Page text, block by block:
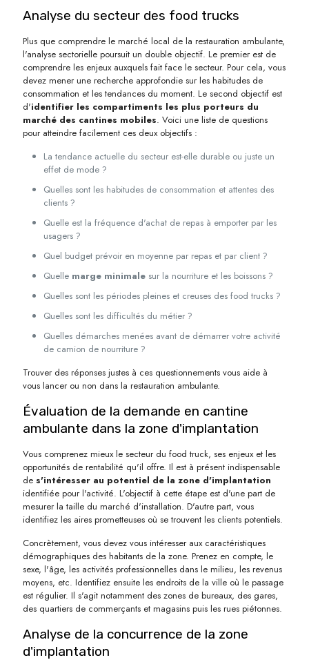
Analyse du secteur des food trucks
Plus que comprendre le marché local de la restauration ambulante,
l'analyse sectorielle poursuit un double objectif. Le premier est de
comprendre les enjeux auxquels fait face le secteur. Pour cela, vous
devez mener une recherche approfondie sur les habitudes de
consommation et les tendances du moment. Le second objectif est
d'identifier les compartiments les plus porteurs du
marché des cantines mobiles. Voici une liste de questions
pour atteindre facilement ces deux objectifs :
La tendance actuelle du secteur est-elle durable ou juste un
effet de mode ?
Quelles sont les habitudes de consommation et attentes des
clients ?
Quelle est la fréquence d'achat de repas à emporter par les
usagers ?
Quel budget prévoir en moyenne par repas et par client ?
Quelle marge minimale sur la nourriture et les boissons ?
Quelles sont les périodes pleines et creuses des food trucks ?
Quelles sont les difficultés du métier ?
Quelles démarches menées avant de démarrer votre activité
de camion de nourriture ?
Trouver des réponses justes à ces questionnements vous aide à
vous lancer ou non dans la restauration ambulante.
Évaluation de la demande en cantine
ambulante dans la zone d'implantation
Vous comprenez mieux le secteur du food truck, ses enjeux et les
opportunités de rentabilité qu'il offre. Il est à présent indispensable
de s'intéresser au potentiel de la zone d'implantation
identifiée pour l'activité. L'objectif à cette étape est d'une part de
mesurer la taille du marché d'installation. D'autre part, vous
identifiez les aires prometteuses où se trouvent les clients potentiels.
Concrètement, vous devez vous intéresser aux caractéristiques
démographiques des habitants de la zone. Prenez en compte, le
sexe, l'âge, les activités professionnelles dans le milieu, les revenus
moyens, etc. Identifiez ensuite les endroits de la ville où le passage
est régulier. Il s'agit notamment des zones de bureaux, des gares,
des quartiers de commerçants et magasins puis les rues piétonnes.
Analyse de la concurrence de la zone
d'implantation